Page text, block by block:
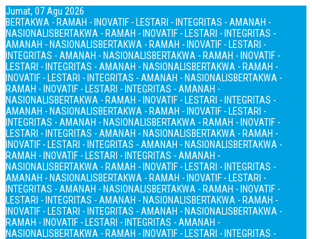
Jumat, 07 Agu 2026
BERTAKWA - RAMAH - INOVATIF - LESTARI - INTEGRITAS - AMANAH -
NASIONALISBERTAKWA - RAMAH - INOVATIF - LESTARI - INTEGRITAS -
AMANAH - NASIONALISBERTAKWA - RAMAH - INOVATIF - LESTARI -
INTEGRITAS - AMANAH - NASIONALISBERTAKWA - RAMAH - INOVATIF -
LESTARI - INTEGRITAS - AMANAH - NASIONALISBERTAKWA - RAMAH -
INOVATIF - LESTARI - INTEGRITAS - AMANAH - NASIONALISBERTAKWA -
RAMAH - INOVATIF - LESTARI - INTEGRITAS - AMANAH -
NASIONALISBERTAKWA - RAMAH - INOVATIF - LESTARI - INTEGRITAS -
AMANAH - NASIONALISBERTAKWA - RAMAH - INOVATIF - LESTARI -
INTEGRITAS - AMANAH - NASIONALISBERTAKWA - RAMAH - INOVATIF -
LESTARI - INTEGRITAS - AMANAH - NASIONALISBERTAKWA - RAMAH -
INOVATIF - LESTARI - INTEGRITAS - AMANAH - NASIONALISBERTAKWA -
RAMAH - INOVATIF - LESTARI - INTEGRITAS - AMANAH -
NASIONALISBERTAKWA - RAMAH - INOVATIF - LESTARI - INTEGRITAS -
AMANAH - NASIONALISBERTAKWA - RAMAH - INOVATIF - LESTARI -
INTEGRITAS - AMANAH - NASIONALISBERTAKWA - RAMAH - INOVATIF -
LESTARI - INTEGRITAS - AMANAH - NASIONALISBERTAKWA - RAMAH -
INOVATIF - LESTARI - INTEGRITAS - AMANAH - NASIONALISBERTAKWA -
RAMAH - INOVATIF - LESTARI - INTEGRITAS - AMANAH -
NASIONALISBERTAKWA - RAMAH - INOVATIF - LESTARI - INTEGRITAS -